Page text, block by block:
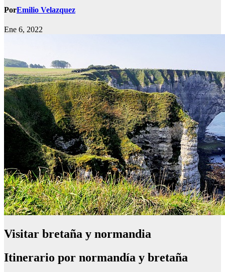
PorEmilio Velazquez
Ene 6, 2022
Visitar bretaña y normandia
Itinerario por normandía y bretaña